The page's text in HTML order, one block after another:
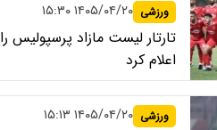
ورزشی ۱۴۰۵/۰۴/۲۰ ۱۵:۳۰
تارتار لیست مازاد پرسپولیس را
اعلام کرد
ورزشی ۱۴۰۵/۰۴/۲۰ ۱۵:۱۳